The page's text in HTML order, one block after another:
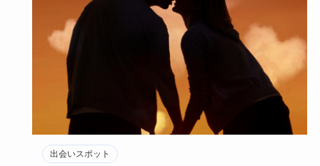
出会いスポット